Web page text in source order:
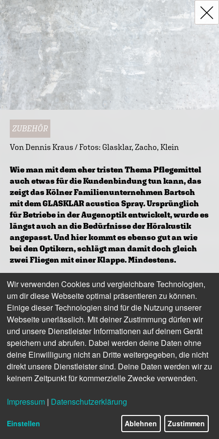
ZUBEHÖR
Von Dennis Kraus / Fotos: Glasklar, Zacho, Klein
Wie man mit dem eher tristen Thema Pflegemittel
auch etwas für die Kundenbindung tun kann, das
zeigt das Kölner Familienunternehmen Bartsch
mit dem GLASKLAR acustica Spray. Ursprünglich
für Betriebe in der Augenoptik entwickelt, wurde es
längst auch an die Bedürfnisse der Hörakustik
angepasst. Und hier kommt es ebenso gut an wie
bei den Optikern, schlägt man damit doch gleich
zwei Fliegen mit einer Klappe. Mindestens.
Bietet über seine Vertriebsgesellschaft Mosell das GLASKLAR acustica Spray an:
Wir verwenden Cookies und vergleichbare Technologien,
um dir diese Webseite optimal präsentieren zu können.
Einige dieser Technologien sind für die Nutzung unserer
Webseite unerlässlich. Mit deiner Zustimmung dürfen wir
und unsere Dienstleister Informationen auf deinem Gerät
speichern und abrufen. Dabei werden deine Daten ohne
deine Einwilligung nicht an Dritte weitergegeben, die nicht
direkt unsere Dienstleister sind. Deine Daten werden wir zu
keinem Zeitpunkt für kommerzielle Zwecke verwenden.
Impressum | Datenschutzerklärung
Einstellen Ablehnen Zustimmen